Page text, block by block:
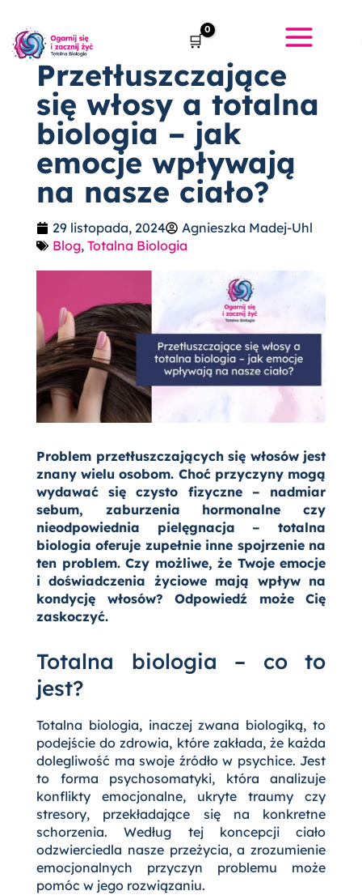
treści
Przetłuszczające
się włosy a totalna
biologia – jak
emocje wpływają
na nasze ciało?
29 listopada, 2024
Agnieszka Madej-Uhl
Blog, Totalna Biologia
Problem przetłuszczających się włosów jest
znany wielu osobom. Choć przyczyny mogą
wydawać się czysto fizyczne – nadmiar
sebum, zaburzenia hormonalne czy
nieodpowiednia pielęgnacja – totalna
biologia oferuje zupełnie inne spojrzenie na
ten problem. Czy możliwe, że Twoje emocje
i doświadczenia życiowe mają wpływ na
kondycję włosów? Odpowiedź może Cię
zaskoczyć.
Totalna biologia – co to
jest?
Totalna biologia, inaczej zwana biologiką, to
podejście do zdrowia, które zakłada, że każda
dolegliwość ma swoje źródło w psychice. Jest
to forma psychosomatyki, która analizuje
konflikty emocjonalne, ukryte traumy czy
stresory, przekładające się na konkretne
schorzenia. Według tej koncepcji ciało
odzwierciedla nasze przeżycia, a zrozumienie
emocjonalnych przyczyn problemu może
pomóc w jego rozwiązaniu.